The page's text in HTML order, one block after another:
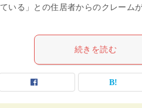
いる」との住居者からのクレーム
続きを読む